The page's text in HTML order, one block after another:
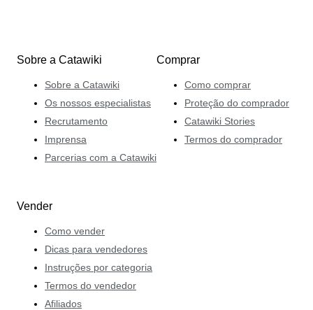
Sobre a Catawiki
Sobre a Catawiki
Os nossos especialistas
Recrutamento
Imprensa
Parcerias com a Catawiki
Comprar
Como comprar
Proteção do comprador
Catawiki Stories
Termos do comprador
Vender
Como vender
Dicas para vendedores
Instruções por categoria
Termos do vendedor
Afiliados